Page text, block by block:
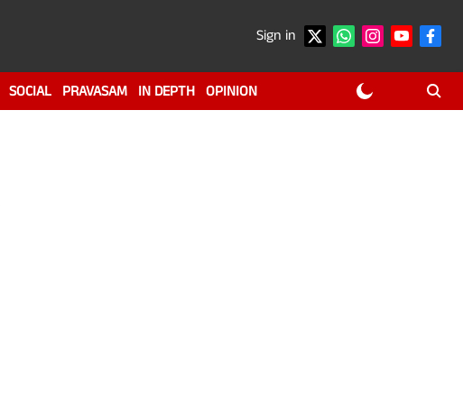
Sign in
SOCIAL PRAVASAM IN DEPTH OPINION